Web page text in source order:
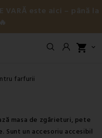
VARĂ este aici – până la
shopping_cart 
farfurii
masa de zgârieturi, pete
Sunt un accesoriu accesibil